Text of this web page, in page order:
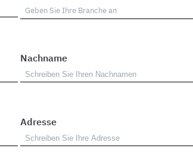
Nachname
Adresse